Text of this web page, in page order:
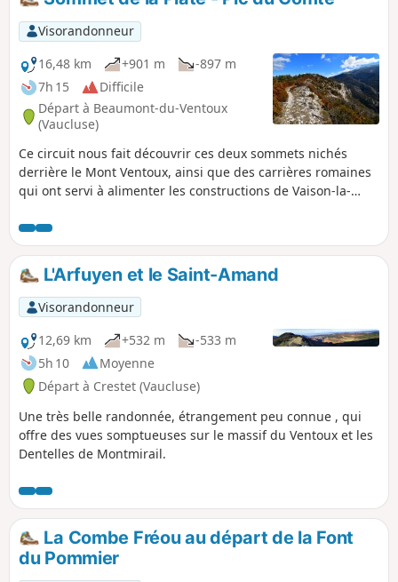
Visorandonneur
16,48 km
+901 m
-897 m
7h 15
Difficile
Départ à Beaumont-du-Ventoux
(Vaucluse)
Ce circuit nous fait découvrir ces deux sommets nichés
derrière le Mont Ventoux, ainsi que des carrières romaines
qui ont servi à alimenter les constructions de Vaison-la-
L'Arfuyen et le Saint-Amand
Visorandonneur
12,69 km
+532 m
-533 m
5h 10
Moyenne
Départ à Crestet (Vaucluse)
Une très belle randonnée, étrangement peu connue , qui
offre des vues somptueuses sur le massif du Ventoux et les
Dentelles de Montmirail.
La Combe Fréou au départ de la Font
du Pommier